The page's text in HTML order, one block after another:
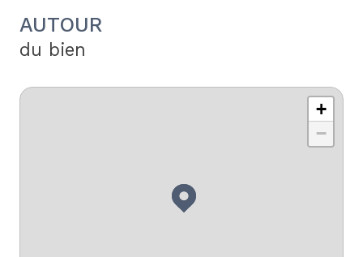
AUTOUR
du bien
+
−